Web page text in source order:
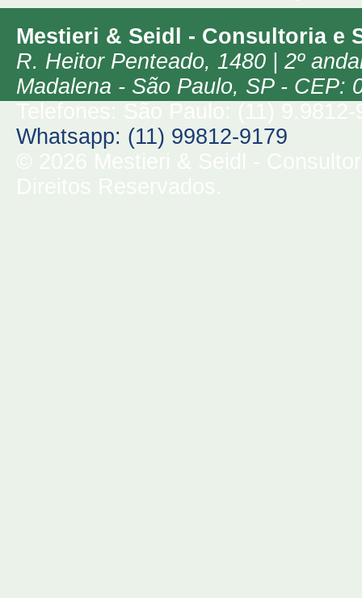
Mestieri & Seidl - Consultoria e
R. Heitor Penteado, 1480 | 2º
Madalena - São Paulo, SP- CEP:
Whatsapp: (11) 99812-9179